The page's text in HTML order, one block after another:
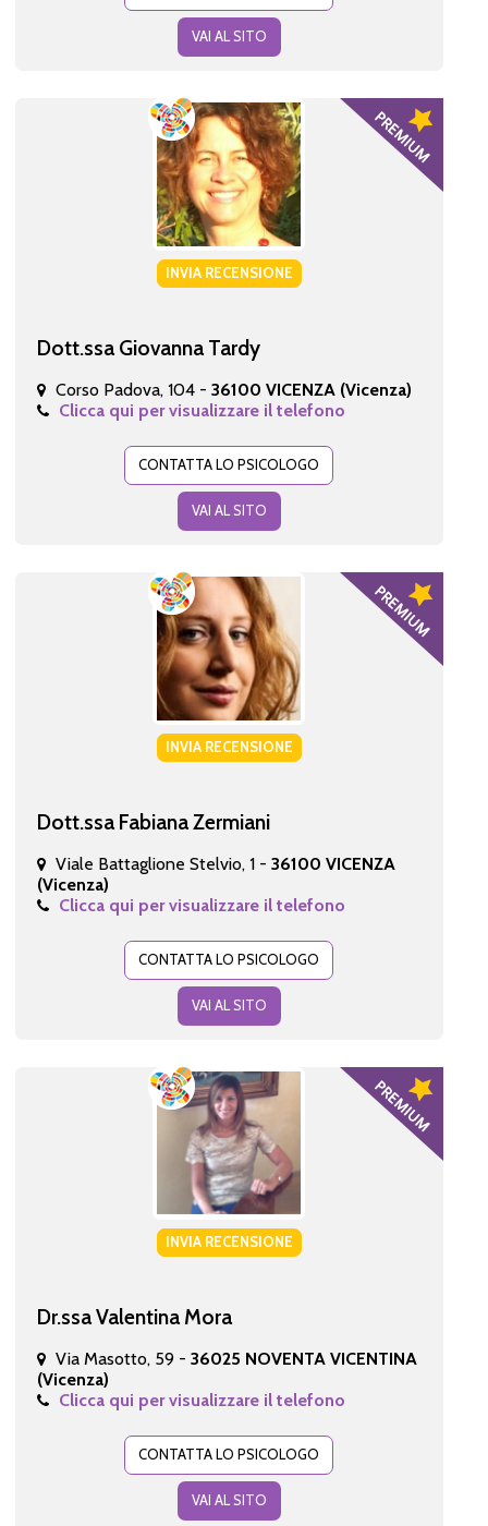
VAI AL SITO
INVIA RECENSIONE
Dott.ssa Giovanna Tardy
Corso Padova, 104 - 36100 VICENZA (Vicenza)
Clicca qui per visualizzare il telefono
CONTATTA LO PSICOLOGO
VAI AL SITO
INVIA RECENSIONE
Dott.ssa Fabiana Zermiani
Viale Battaglione Stelvio, 1 - 36100 VICENZA
(Vicenza)
Clicca qui per visualizzare il telefono
CONTATTA LO PSICOLOGO
VAI AL SITO
INVIA RECENSIONE
Dr.ssa Valentina Mora
Via Masotto, 59 - 36025 NOVENTA VICENTINA
(Vicenza)
Clicca qui per visualizzare il telefono
CONTATTA LO PSICOLOGO
VAI AL SITO